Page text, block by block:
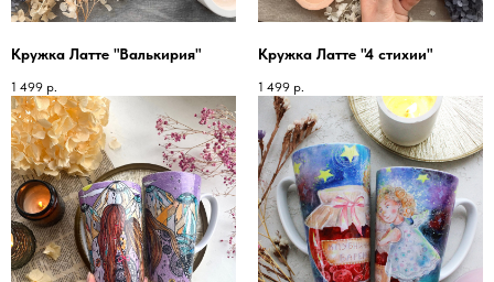
Кружка Латте "Валькирия"
1 499 р.
Кружка Латте "4 стихии"
1 499 р.